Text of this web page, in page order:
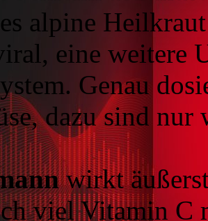
alpine
eine weitere
Genau
dazu sind nur
wirkt
viel Vitamin C